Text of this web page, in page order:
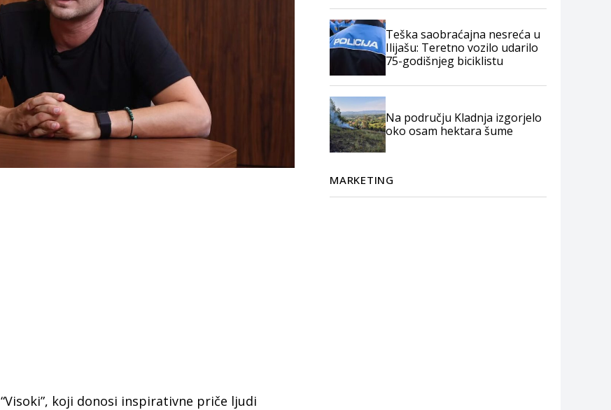
koji donosi inspirativne priče ljudi
Teška saobraćajna nesreća u
Ilijašu: Teretno vozilo udarilo
75-godišnjeg biciklistu
Na području Kladnja izgorjelo
oko osam hektara šume
MARKETING